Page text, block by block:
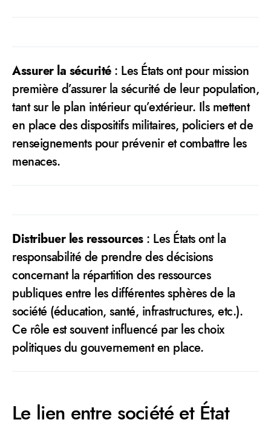
Assurer la sécurité: Les États ont pour mission
première d’assurer la sécurité de leur population,
tant sur le plan intérieur qu’extérieur. Ils mettent
en place des dispositifs militaires, policiers et de
renseignements pour prévenir et combattre les
menaces.
Distribuer les ressources: Les États ont la
responsabilité de prendre des décisions
concernant la répartition des ressources
publiques entre les différentes sphères de la
société (éducation, santé, infrastructures, etc.).
Ce rôle est souvent influencé par les choix
politiques du gouvernement en place.
Le lien entre société et État